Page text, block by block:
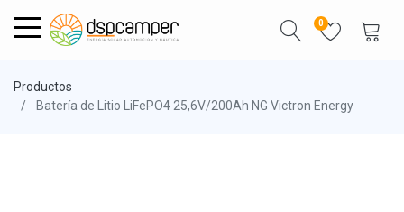
0
Productos
Batería de Litio LiFePO4 25,6V/200Ah NG Victron Energy